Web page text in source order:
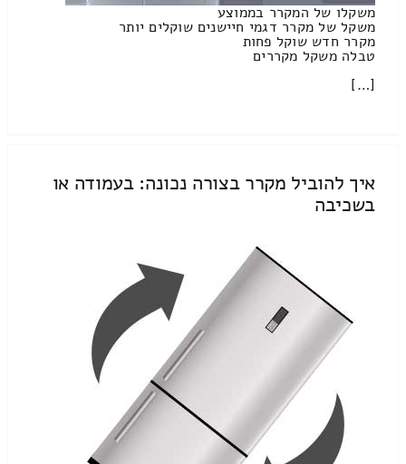
משקלו של המקרר בממוצע
משקל של מקרר דגמי חיישנים שוקלים יותר
מקרר חדש שוקל פחות
טבלה משקל מקררים
[…]
איך להוביל מקרר בצורה נכונה: בעמודה או
בשכיבה